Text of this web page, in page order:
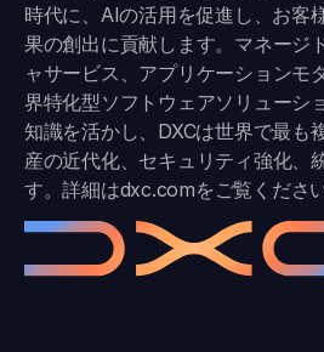
時代に、AIの活用を促進し、お客
果の創出に貢献します。マネージ
ャサービス、アプリケーションモ
界特化型ソフトウェアソリューシ
知識を活かし、DXCは世界で最も
産の近代化、セキュリティ強化、
す。詳細はdxc.comをご覧ください